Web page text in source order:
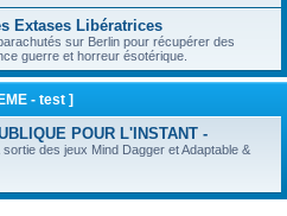
Extases Libératrices
sur Berlin pour récupérer des
guerre et horreur ésotérique.
- test ]
POUR L'INSTANT -
des jeux Mind Dagger et Adaptable &